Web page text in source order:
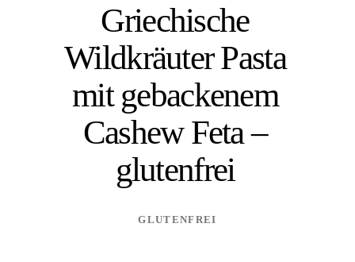
Griechische
Wildkräuter Pasta
mit gebackenem
Cashew Feta –
glutenfrei
GLUTENFREI